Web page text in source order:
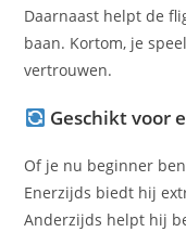
Daarnaast helpt de
baan. Kortom, je
vertrouwen.
Geschikt voor
Of je nu beginner
Enerzijds biedt hij
Anderzijds helpt hij